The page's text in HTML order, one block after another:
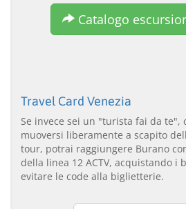
Catalogo
Travel Card Venezia
Se invece sei un "turista fai da te",
muoversi liberamente a scapito
tour, potrai raggiungere Burano
della linea 12 ACTV, acquistando i
evitare le code alla biglietterie.